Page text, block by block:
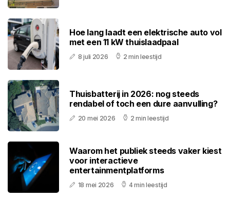
Hoe lang laadt een elektrische auto vol
met een 11 kW thuislaadpaal
8 juli 2026 2 min leestijd
Thuisbatterij in 2026: nog steeds
rendabel of toch een dure aanvulling?
20 mei 2026 2 min leestijd
Waarom het publiek steeds vaker kiest
voor interactieve
entertainmentplatforms
18 mei 2026 4 min leestijd